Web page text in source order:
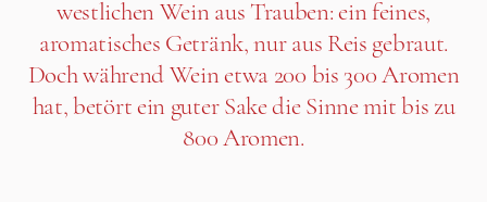
westlichen Wein aus Trauben: ein feines,
aromatisches Getränk, nur aus Reis gebraut.
Doch während Wein etwa 200 bis 300 Aromen
hat, betört ein guter Sake die Sinne mit bis zu
800 Aromen.